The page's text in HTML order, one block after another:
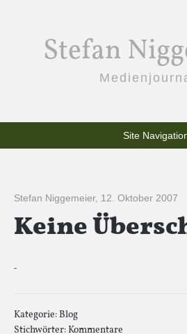
Stefan
Site
Stefan Niggemeier, 12. Oktober 2007
Keine
Kategorie:Blog
Stichwörter:Kommentare